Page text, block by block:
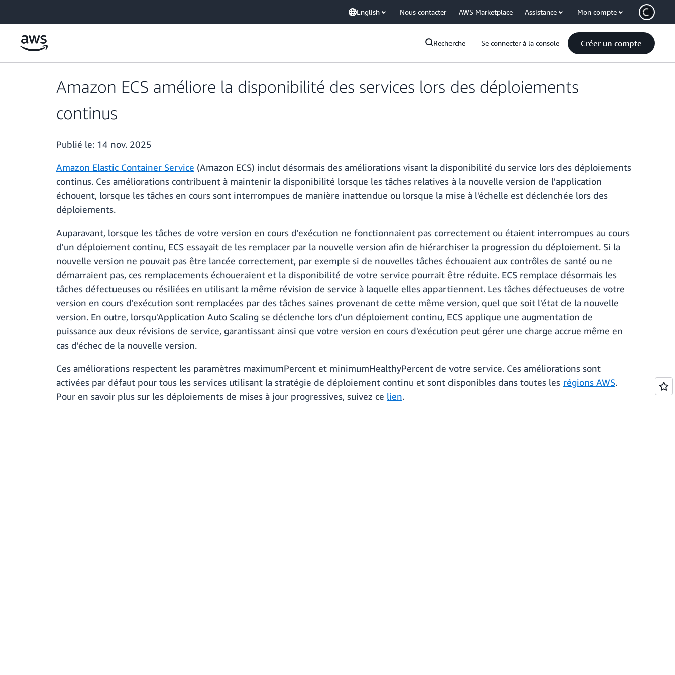
English Nous contacter AWS Marketplace Assistance Mon compte
Recherche Se connecter à la console Créer un compte
Amazon ECS améliore la disponibilité des services lors des déploiements
continus
Publié le: 14 nov. 2025
Amazon Elastic Container Service (Amazon ECS) inclut désormais des améliorations visant la disponibilité du service lors des déploiements
continus. Ces améliorations contribuent à maintenir la disponibilité lorsque les tâches relatives à la nouvelle version de l'application
échouent, lorsque les tâches en cours sont interrompues de manière inattendue ou lorsque la mise à l'échelle est déclenchée lors des
déploiements.
Auparavant, lorsque les tâches de votre version en cours d'exécution ne fonctionnaient pas correctement ou étaient interrompues au cours
d'un déploiement continu, ECS essayait de les remplacer par la nouvelle version afin de hiérarchiser la progression du déploiement. Si la
nouvelle version ne pouvait pas être lancée correctement, par exemple si de nouvelles tâches échouaient aux contrôles de santé ou ne
démarraient pas, ces remplacements échoueraient et la disponibilité de votre service pourrait être réduite. ECS remplace désormais les
tâches défectueuses ou résiliées en utilisant la même révision de service à laquelle elles appartiennent. Les tâches défectueuses de votre
version en cours d'exécution sont remplacées par des tâches saines provenant de cette même version, quel que soit l'état de la nouvelle
version. En outre, lorsqu'Application Auto Scaling se déclenche lors d'un déploiement continu, ECS applique une augmentation de
puissance aux deux révisions de service, garantissant ainsi que votre version en cours d'exécution peut gérer une charge accrue même en
cas d'échec de la nouvelle version.
Ces améliorations respectent les paramètres maximumPercent et minimumHealthyPercent de votre service. Ces améliorations sont
activées par défaut pour tous les services utilisant la stratégie de déploiement continu et sont disponibles dans toutes les régions AWS.
Pour en savoir plus sur les déploiements de mises à jour progressives, suivez ce lien.